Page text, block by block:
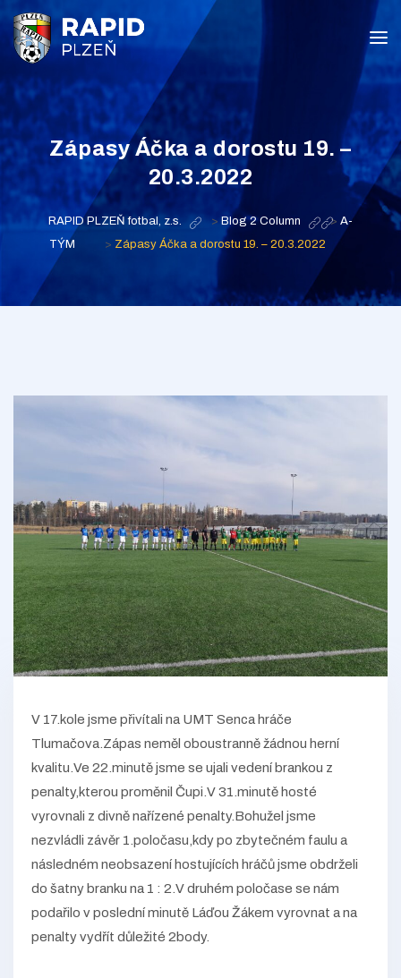
Zápasy Áčka a dorostu 19. –
20.3.2022
RAPID PLZEŇ fotbal, z.s. > Blog 2 Column > A-
TÝM
> Zápasy Áčka a dorostu 19. – 20.3.2022
V 17.kole jsme přivítali na UMT Senca hráče
Tlumačova.Zápas neměl oboustranně žádnou herní
kvalitu.Ve 22.minutě jsme se ujali vedení brankou z
penalty,kterou proměnil Čupi.V 31.minutě hosté
vyrovnali z divně nařízené penalty.Bohužel jsme
nezvládli závěr 1.poločasu,kdy po zbytečném faulu a
následném neobsazení hostujících hráčů jsme obdrželi
do šatny branku na 1 : 2.V druhém poločase se nám
podařilo v poslední minutě Láďou Žákem vyrovnat a na
penalty vydřít důležité 2body.